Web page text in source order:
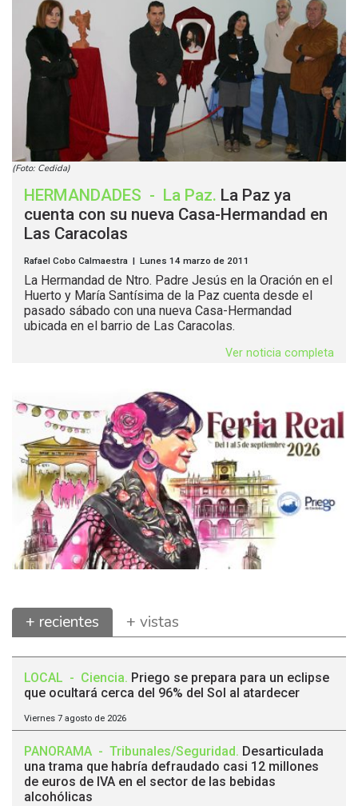
(Foto: Cedida)
HERMANDADES - La Paz. La Paz ya
cuenta con su nueva Casa-Hermandad en
Las Caracolas
Rafael Cobo Calmaestra | Lunes 14 marzo de 2011
La Hermandad de Ntro. Padre Jesús en la Oración en el
Huerto y María Santísima de la Paz cuenta desde el
pasado sábado con una nueva Casa-Hermandad
ubicada en el barrio de Las Caracolas.
Ver noticia completa
+ recientes + vistas
LOCAL - Ciencia. Priego se prepara para un eclipse
que ocultará cerca del 96% del Sol al atardecer
Viernes 7 agosto de 2026
PANORAMA - Tribunales/Seguridad. Desarticulada
una trama que habría defraudado casi 12 millones
de euros de IVA en el sector de las bebidas
alcohólicas